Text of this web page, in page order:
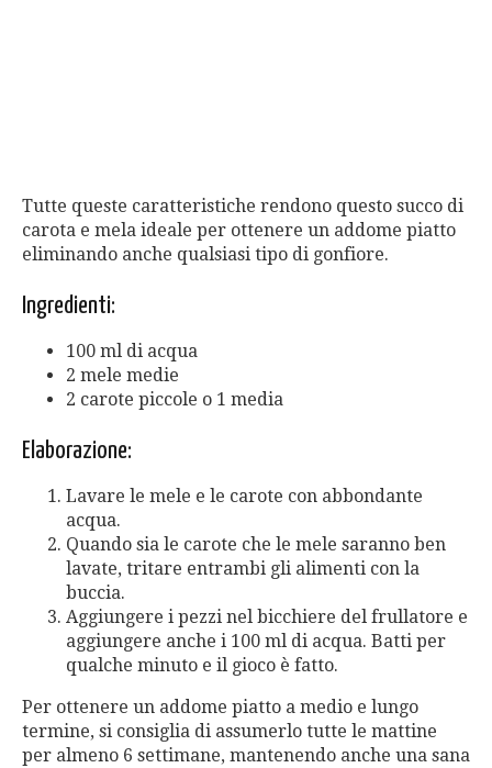
Tutte queste caratteristiche rendono questo succo di
carota e mela ideale per ottenere un addome piatto
eliminando anche qualsiasi tipo di gonfiore.
Ingredienti:
100 ml di acqua
2 mele medie
2 carote piccole o 1 media
Elaborazione:
Lavare le mele e le carote con abbondante
acqua.
Quando sia le carote che le mele saranno ben
lavate, tritare entrambi gli alimenti con la
buccia.
Aggiungere i pezzi nel bicchiere del frullatore e
aggiungere anche i 100 ml di acqua. Batti per
qualche minuto e il gioco è fatto.
Per ottenere un addome piatto a medio e lungo
termine, si consiglia di assumerlo tutte le mattine
per almeno 6 settimane, mantenendo anche una sana